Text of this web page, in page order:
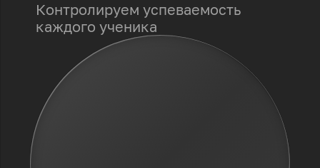
Контролируем успеваемость
каждого ученика